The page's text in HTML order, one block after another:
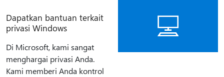
Dapatkan bantuan terkait
privasi Windows
Di Microsoft, kami sangat
menghargai privasi Anda.
Kami memberi Anda kontrol